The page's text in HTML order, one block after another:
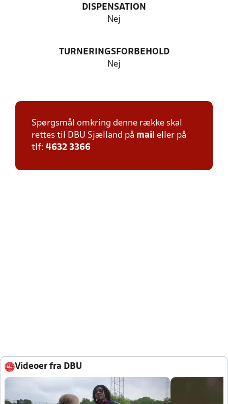
DISPENSATION
Nej
TURNERINGSFORBEHOLD
Nej
Spørgsmål omkring denne række skal
rettes til DBU Sjælland på mail eller på
tlf: 4632 3366
Videoer fra DBU